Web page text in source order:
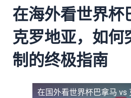
在海外看世界杯
克罗地亚，如何
制的终极指南
在国外看世界杯巴拿马 vs